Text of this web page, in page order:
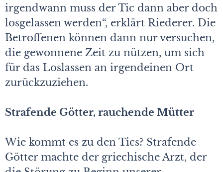
irgendwann muss der Tic dann aber doch
losgelassen werden“, erklärt Riederer. Die
Betroffenen können dann nur versuchen,
die gewonnene Zeit zu nützen, um sich
für das Loslassen an irgendeinen Ort
zurückzuziehen.
Strafende Götter, rauchende Mütter
Wie kommt es zu den Tics? Strafende
Götter machte der griechische Arzt, der